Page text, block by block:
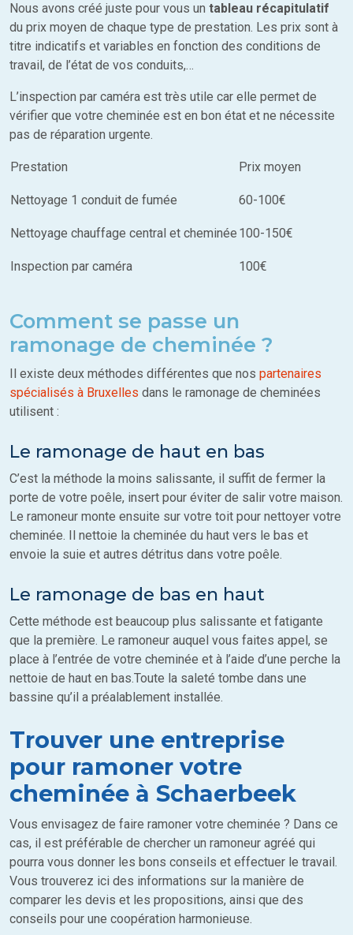
Nous avons créé juste pour vous un tableau récapitulatif
du prix moyen de chaque type de prestation. Les prix sont à
titre indicatifs et variables en fonction des conditions de
travail, de l’état de vos conduits,…
L’inspection par caméra est très utile car elle permet de
vérifier que votre cheminée est en bon état et ne nécessite
pas de réparation urgente.
Prestation Prix moyen
Nettoyage 1 conduit de fumée 60-100€
Nettoyage chauffage central et cheminée 100-150€
Inspection par caméra 100€
Comment se passe un
ramonage de cheminée ?
Il existe deux méthodes différentes que nos partenaires
spécialisés à Bruxelles dans le ramonage de cheminées
utilisent :
Le ramonage de haut en bas
C’est la méthode la moins salissante, il suffit de fermer la
porte de votre poêle, insert pour éviter de salir votre maison.
Le ramoneur monte ensuite sur votre toit pour nettoyer votre
cheminée. Il nettoie la cheminée du haut vers le bas et
envoie la suie et autres détritus dans votre poêle.
Le ramonage de bas en haut
Cette méthode est beaucoup plus salissante et fatigante
que la première. Le ramoneur auquel vous faites appel, se
place à l’entrée de votre cheminée et à l’aide d’une perche la
nettoie de haut en bas.Toute la saleté tombe dans une
bassine qu’il a préalablement installée.
Trouver une entreprise
pour ramoner votre
cheminée à Schaerbeek
Vous envisagez de faire ramoner votre cheminée ? Dans ce
cas, il est préférable de chercher un ramoneur agréé qui
pourra vous donner les bons conseils et effectuer le travail.
Vous trouverez ici des informations sur la manière de
comparer les devis et les propositions, ainsi que des
conseils pour une coopération harmonieuse.